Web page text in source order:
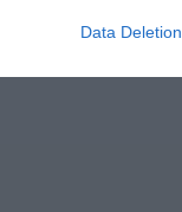
Data Deletion